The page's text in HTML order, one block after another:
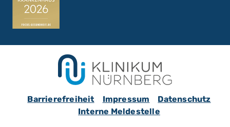
Barrierefreiheit Impressum
Datenschutz
Interne Meldestelle